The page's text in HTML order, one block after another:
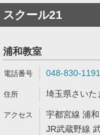
スクール21
浦和教室
048-830-1191
埼玉県さいた
宇都宮線 浦
JR武蔵野線